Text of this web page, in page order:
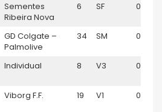
Sementes
Ribeira Nova
6 SF
GD Colgate –
Palmolive
34 SM
Individual 8 V3
Viborg F.F. 19 V1